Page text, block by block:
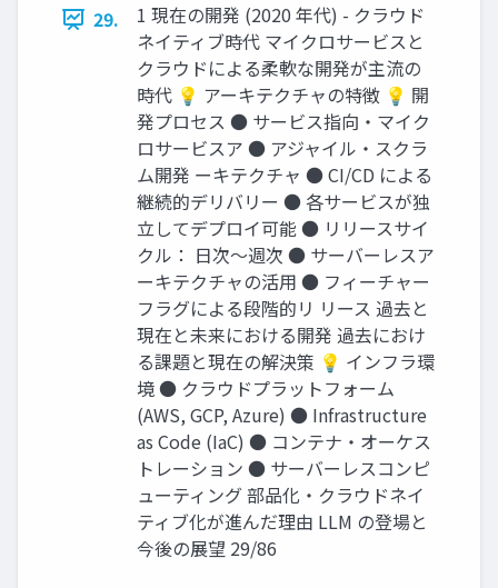
29.
1 現在の開発 (2020 年代) - クラウド
ネイティブ時代 マイクロサービスと
クラウドによる柔軟な開発が主流の
時代 💡 アーキテクチャの特徴 💡 開
発プロセス ● サービス指向・マイク
ロサービスア ● アジャイル・スクラ
ム開発 ーキテクチャ ● CI/CD による
継続的デリバリー ● 各サービスが独
立してデプロイ可能 ● リリースサイ
クル： 日次〜週次 ● サーバーレスア
ーキテクチャの活用 ● フィーチャー
フラグによる段階的リ リース 過去と
現在と未来における開発 過去におけ
る課題と現在の解決策 💡 インフラ環
境 ● クラウドプラットフォーム
(AWS, GCP, Azure) ● Infrastructure
as Code (IaC) ● コンテナ・オーケス
トレーション ● サーバーレスコンピ
ューティング 部品化・クラウドネイ
ティブ化が進んだ理由 LLM の登場と
今後の展望 29/86